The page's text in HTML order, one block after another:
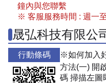
鐘內與您聯繫
※ 客服服務時間 : 週一
晟弘科技有限公
行動條碼
※如何加入
方法(一) 開
碼 掃描左圖